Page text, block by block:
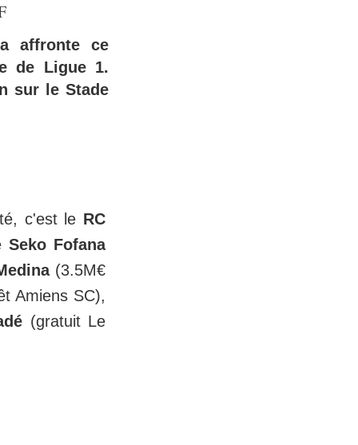
affronte ce
de Ligue 1.
sur le Stade
c'est le RC
Seko Fofana
(3.5M€
Amiens SC),
(gratuit Le